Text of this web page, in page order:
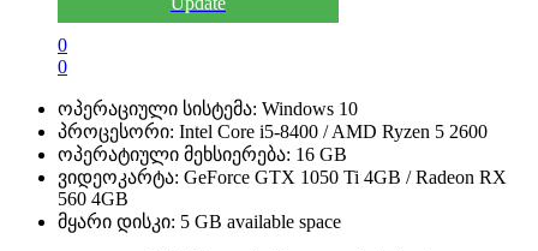
0
0
ოპერაციული სისტემა: Windows 10
პროცესორი: Intel Core i5-8400 / AMD Ryzen 5 2600
ოპერატიული მეხსიერება: 16 GB
ვიდეოკარტა: GeForce GTX 1050 Ti 4GB / Radeon RX
560 4GB
მყარი დისკი: 5 GB available space